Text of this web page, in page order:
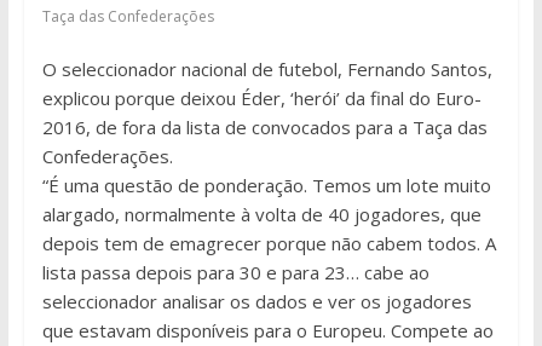
Taça das Confederações
O seleccionador nacional de futebol, Fernando Santos,
explicou porque deixou Éder, ‘herói’ da final do Euro-
2016, de fora da lista de convocados para a Taça das
Confederações.
“É uma questão de ponderação. Temos um lote muito
alargado, normalmente à volta de 40 jogadores, que
depois tem de emagrecer porque não cabem todos. A
lista passa depois para 30 e para 23… cabe ao
seleccionador analisar os dados e ver os jogadores
que estavam disponíveis para o Europeu. Compete ao